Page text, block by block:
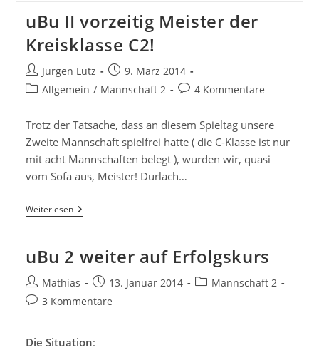
uBu II vorzeitig Meister der
Kreisklasse C2!
Beitrags-
Autor:
Jürgen Lutz
Beitrag
veröffentlicht:
9. März 2014
Beitrags-
Allgemein / Mannschaft 2
Beitrags-
4 Kommentare
Trotz der Tatsache, dass an diesem Spieltag unsere
Zweite Mannschaft spielfrei hatte ( die C-Klasse ist nur
mit acht Mannschaften belegt ), wurden wir, quasi
vom Sofa aus, Meister! Durlach…
WeiterlesenUBu
II
Der
Kreisklasse
uBu 2 weiter auf Erfolgskurs
Beitrags-
Autor:
Mathias
Beitrag
veröffentlicht:
13. Januar 2014
Beitrags-
Mannschaft 2
Beitrags-
3 Kommentare
Die Situation: